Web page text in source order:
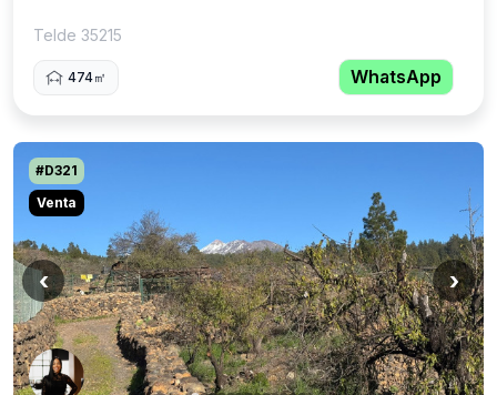
Telde 35215
474㎡ WhatsApp
‹ ›
#D321
Venta